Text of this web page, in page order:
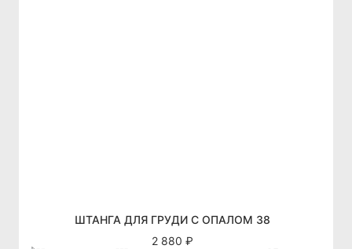
ШТАНГА ДЛЯ ГРУДИ С ОПАЛОМ 38
2 880 ₽